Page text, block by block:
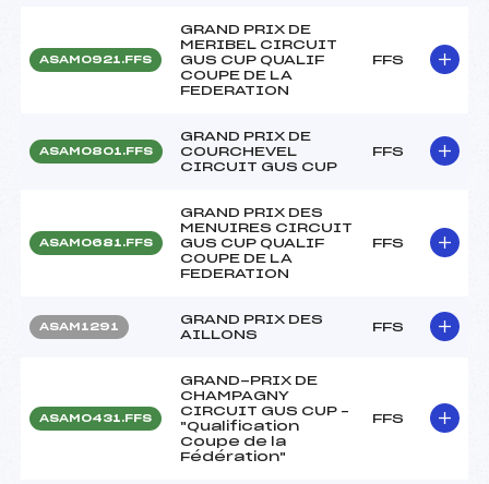
ASAM0921.FFS
GRAND PRIX DE
MERIBEL CIRCUIT
GUS CUP QUALIF
COUPE DE LA
FEDERATION
FFS
ASAM0801.FFS
GRAND PRIX DE
COURCHEVEL
CIRCUIT GUS CUP
FFS
ASAM0681.FFS
GRAND PRIX DES
MENUIRES CIRCUIT
GUS CUP QUALIF
COUPE DE LA
FEDERATION
FFS
ASAM1291
GRAND PRIX DES
AILLONS
FFS
ASAM0431.FFS
GRAND-PRIX DE
CHAMPAGNY
CIRCUIT GUS CUP –
"Qualification
Coupe de la
Fédération"
FFS